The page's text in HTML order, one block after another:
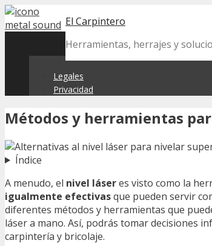
Skip
to
El Carpintero
Herramientas, herrajes y
Legales
Privacidad
Métodos y herramientas
Índice
A menudo, el nivel láseres visto como la
igualmente efectivasque pueden servir
diferentes métodos y herramientas que
láser a mano. Así, podrás tomar decisiones
carpintería y bricolaje.